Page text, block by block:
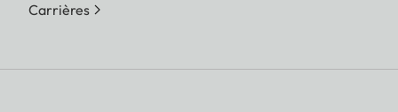
Carrières